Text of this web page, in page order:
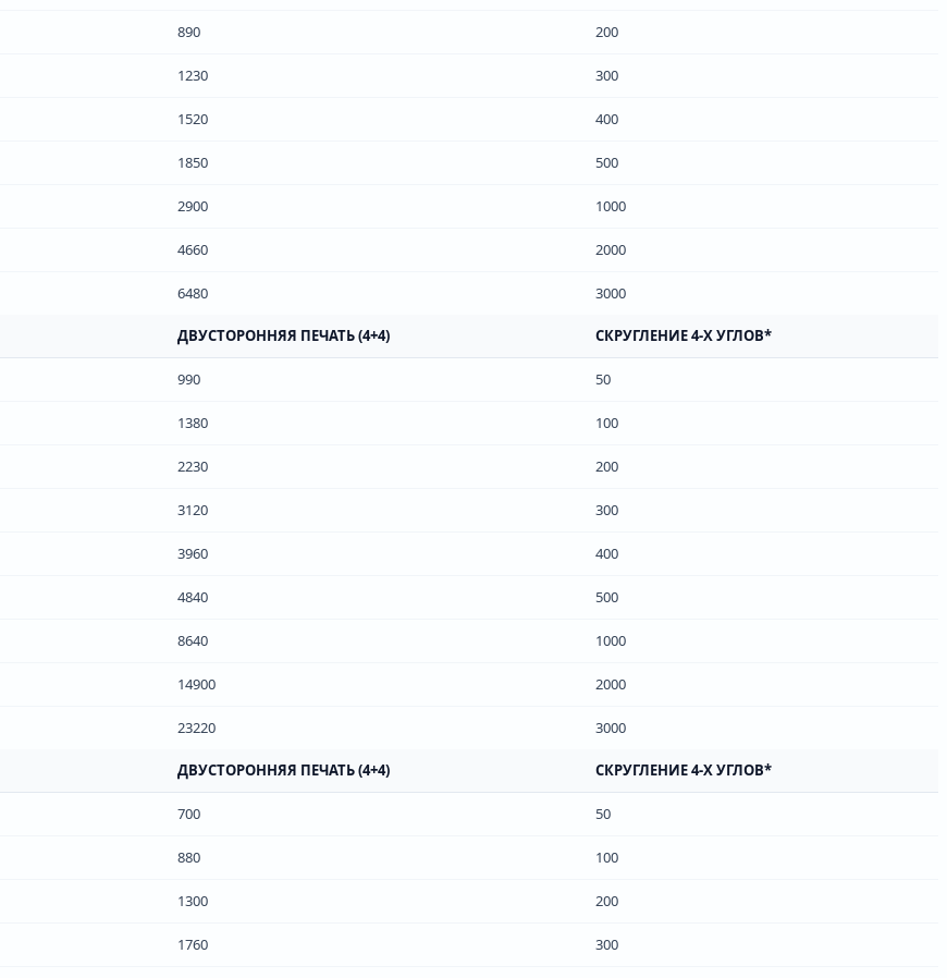
890 200
1230 300
1520 400
1850 500
2900 1000
4660 2000
6480 3000
ДВУСТОРОННЯЯ ПЕЧАТЬ (4+4) СКРУГЛЕНИЕ 4-Х УГЛОВ*
990 50
1380 100
2230 200
3120 300
3960 400
4840 500
8640 1000
14900 2000
23220 3000
ДВУСТОРОННЯЯ ПЕЧАТЬ (4+4) СКРУГЛЕНИЕ 4-Х УГЛОВ*
700 50
880 100
1300 200
1760 300